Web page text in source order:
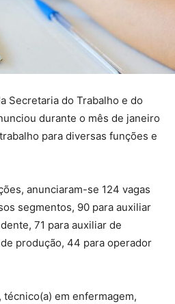
Secretaria do Trabalho e do
durante o mês de janeiro
para diversas funções e
anunciaram-se 124 vagas
segmentos, 90 para auxiliar
71 para auxiliar de
produção, 44 para operador
em enfermagem,